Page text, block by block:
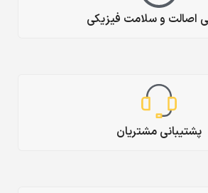
اصالت و سلامت فیزیکی
پشتیبانی مشتریان